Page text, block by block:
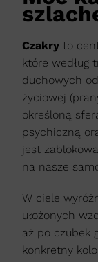
Czakry to
które według
duchowych
życiowej
określoną
psychiczną
jest
na nasze
W ciele
ułożonych
aż po czubek
konkretny